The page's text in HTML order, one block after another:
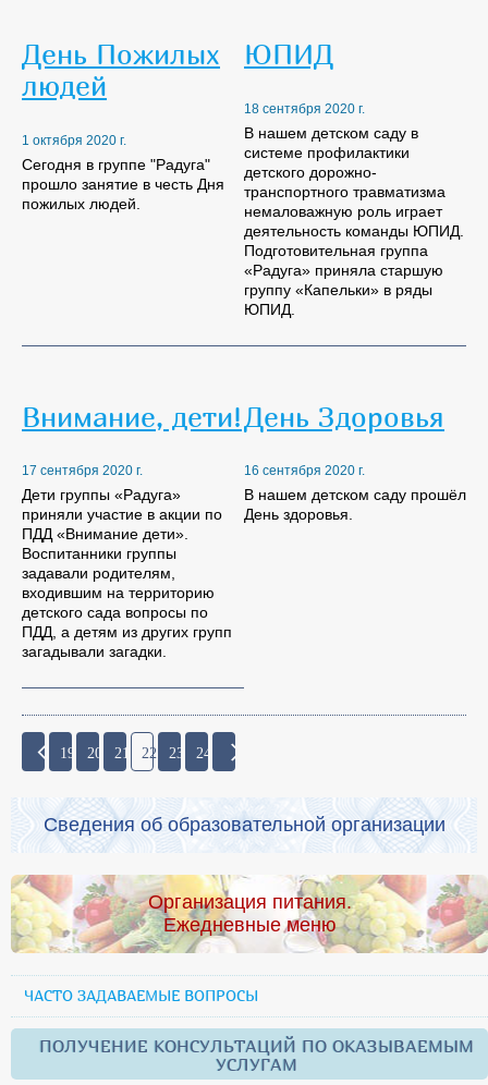
День Пожилых
людей
1 октября 2020 г.
Сегодня в группе "Радуга"
прошло занятие в честь Дня
пожилых людей.
ЮПИД
18 сентября 2020 г.
В нашем детском саду в
системе профилактики
детского дорожно-
транспортного травматизма
немаловажную роль играет
деятельность команды ЮПИД.
Подготовительная группа
«Радуга» приняла старшую
группу «Капельки» в ряды
ЮПИД.
Внимание, дети!
17 сентября 2020 г.
Дети группы «Радуга»
приняли участие в акции по
ПДД «Внимание дети».
Воспитанники группы
задавали родителям,
входившим на территорию
детского сада вопросы по
ПДД, а детям из других групп
загадывали загадки.
День Здоровья
16 сентября 2020 г.
В нашем детском саду прошёл
День здоровья.
19 20 21 22 23 24
Сведения об образовательной организации
Организация питания.
Ежедневные меню
ЧАСТО ЗАДАВАЕМЫЕ ВОПРОСЫ
ПОЛУЧЕНИЕ КОНСУЛЬТАЦИЙ ПО ОКАЗЫВАЕМЫМ
УСЛУГАМ